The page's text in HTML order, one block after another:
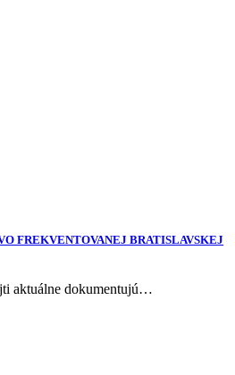
FREKVENTOVANEJ BRATISLAVSKEJ
aktuálne dokumentujú…